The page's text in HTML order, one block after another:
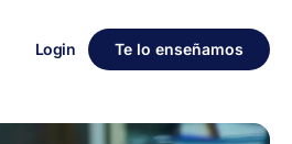
Login Te lo enseñamos